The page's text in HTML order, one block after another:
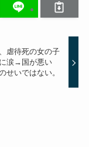
虐待死の女の子
涙→国が悪い
せいではない。